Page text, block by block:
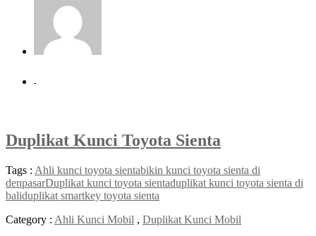
-
Duplikat Kunci Toyota Sienta
Tags : Ahli kunci toyota sientabikin kunci toyota sienta di
denpasarDuplikat kunci toyota sientaduplikat kunci toyota sienta di
baliduplikat smartkey toyota sienta
Category : Ahli Kunci Mobil , Duplikat Kunci Mobil